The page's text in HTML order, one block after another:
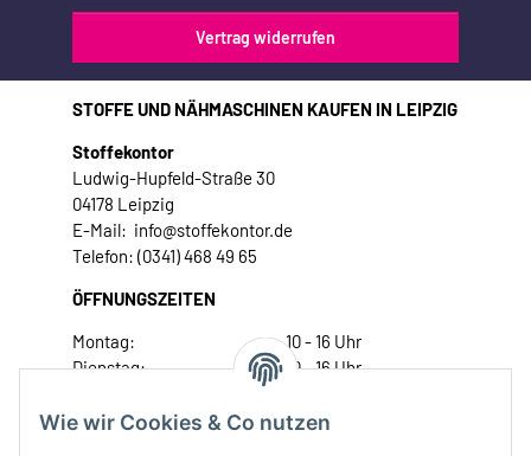
Wie wir Cookies & Co nutzen
Vertrag widerrufen
STOFFE UND NÄHMASCHINEN KAUFEN IN LEIPZIG
Stoffekontor
Ludwig-Hupfeld-Straße 30
04178 Leipzig
E-Mail: info@stoffekontor.de
Telefon: (0341) 468 49 65
ÖFFNUNGSZEITEN
Montag:
10 - 16 Uhr
Dienstag:
10 - 16 Uhr
Donnerstag:
10 - 18 Uhr